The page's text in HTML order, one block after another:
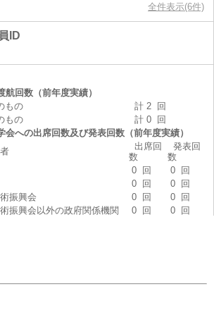
全件表示(6件)
ID
回数（前年度実績）
もの
計 2 回
もの
計 0 回
会への出席回数及び発表回数（前年度実績）
出席回
数
発表回
数
0 回 0 回
0 回 0 回
振興会
0 回 0 回
振興会以外の政府関係機関
0 回 0 回